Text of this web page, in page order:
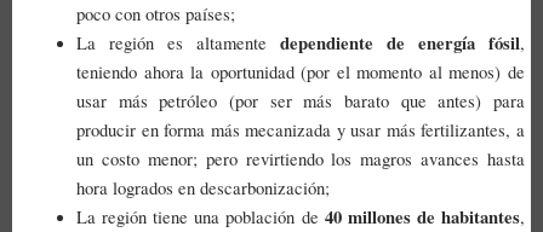
poco con otros países;
La región es altamente dependiente de energía fósil,
teniendo ahora la oportunidad (por el momento al menos) de
usar más petróleo (por ser más barato que antes) para
producir en forma más mecanizada y usar más fertilizantes, a
un costo menor; pero revirtiendo los magros avances hasta
hora logrados en descarbonización;
La región tiene una población de 40 millones de habitantes,